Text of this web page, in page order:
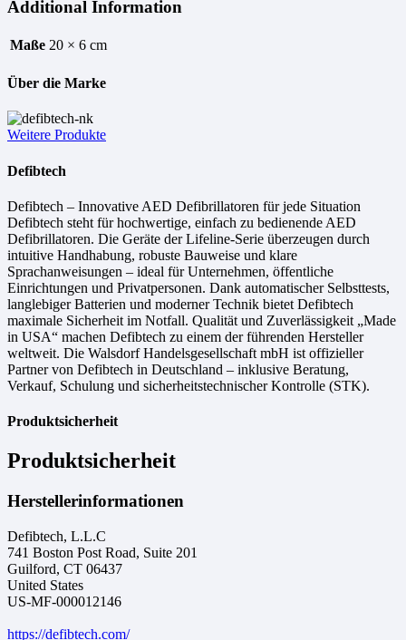
Additional Information
Maße 20 × 6 cm
Über die Marke
Weitere Produkte
Defibtech
Defibtech – Innovative AED Defibrillatoren für jede Situation
Defibtech steht für hochwertige, einfach zu bedienende AED
Defibrillatoren. Die Geräte der Lifeline-Serie überzeugen durch
intuitive Handhabung, robuste Bauweise und klare
Sprachanweisungen – ideal für Unternehmen, öffentliche
Einrichtungen und Privatpersonen. Dank automatischer Selbsttests,
langlebiger Batterien und moderner Technik bietet Defibtech
maximale Sicherheit im Notfall. Qualität und Zuverlässigkeit „Made
in USA“ machen Defibtech zu einem der führenden Hersteller
weltweit. Die Walsdorf Handelsgesellschaft mbH ist offizieller
Partner von Defibtech in Deutschland – inklusive Beratung,
Verkauf, Schulung und sicherheitstechnischer Kontrolle (STK).
Produktsicherheit
Produktsicherheit
Herstellerinformationen
Defibtech, L.L.C
741 Boston Post Road, Suite 201
Guilford, CT 06437
United States
US-MF-000012146
https://defibtech.com/